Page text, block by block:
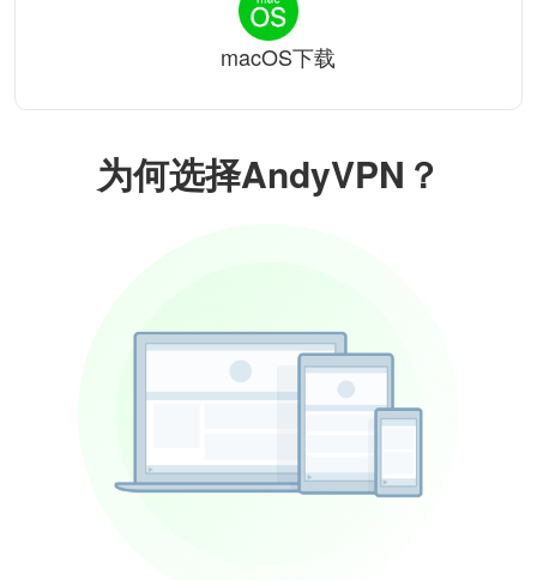
为何选择AndyVPN？
macOS下载